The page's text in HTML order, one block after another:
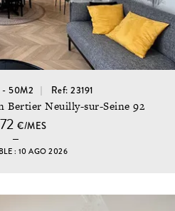
- 50M2 Ref: 23191
Bertier Neuilly-sur-Seine 92
€/MES
: 10 AGO 2026